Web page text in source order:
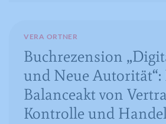
VERA ORTNER
Buchrezension
und Neue Autorität“:
Balanceakt von
Kontrolle und
Zweck
die Handlungen des
Webseite nach der
Klicken auf eine der
Anbieters zu
melden, mit dem
der Wirksamkeit einer